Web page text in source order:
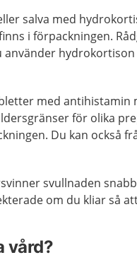
salva med
i förpackningen.
använder
med antihistamin
för olika
Du kan också
svullnaden
om du kliar så
vård?